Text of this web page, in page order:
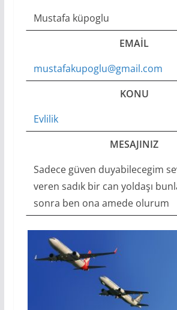
Mustafa küpoglu
EMAIL
mustafakupoglu@gmail.com
KONU
Evlilik
MESAJINIZ
Sadece güven duyabilecegim
veren sadık bir can yoldaşı
sonra ben ona amede olurum